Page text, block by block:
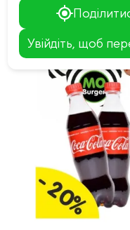
Увійдіть, щоб